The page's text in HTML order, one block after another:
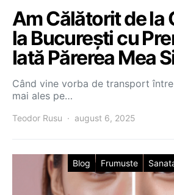
Am Călătorit de la
la București cu
Iată Părerea Mea
Când vine vorba de transport
mai ales pe…
Teodor Rusu august 6, 2025
Blog Frumuste